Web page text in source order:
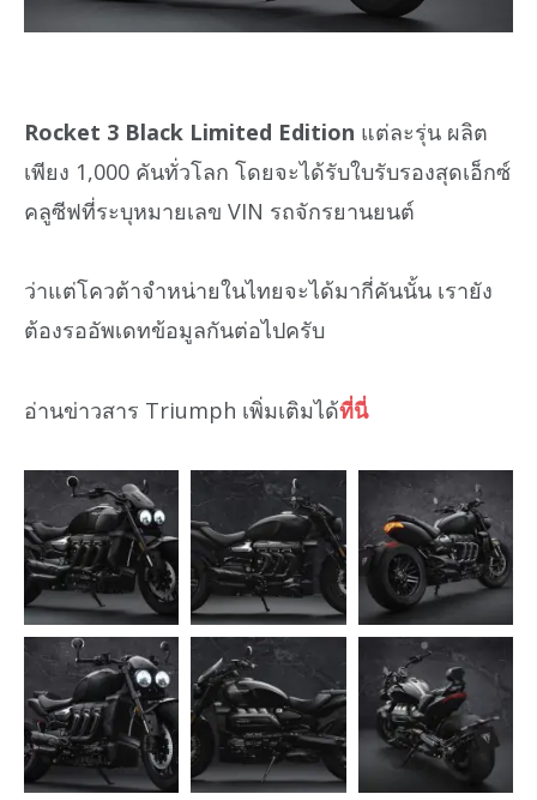
Rocket 3 Black Limited Edition แต่ละรุ่น ผลิต
เพียง 1,000 คันทั่วโลก โดยจะได้รับใบรับรองสุดเอ็กซ์
คลูซีฟที่ระบุหมายเลข VIN รถจักรยานยนต์
ว่าแต่โควต้าจำหน่ายในไทยจะได้มากี่คันนั้น เรายัง
ต้องรออัพเดทข้อมูลกันต่อไปครับ
อ่านข่าวสาร Triumph เพิ่มเติมได้ที่นี่